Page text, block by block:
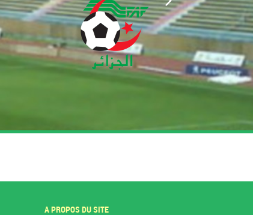
A PROPOS DU SITE